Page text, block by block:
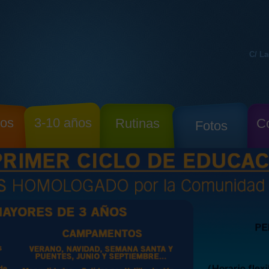
C/
3-10 años Rutinas Fotos